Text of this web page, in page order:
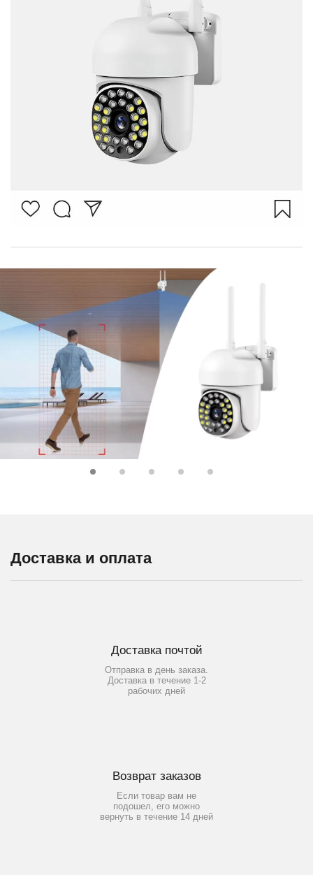
Доставка и оплата
Доставка почтой
Отправка в день заказа.
Доставка в течение 1-2
рабочих дней
Возврат заказов
Если товар вам не
подошел, его можно
вернуть в течение 14 дней